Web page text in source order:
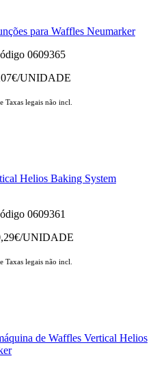
para Waffles Neumarker
0609365
€/UNIDADE
Taxas legais não incl.
Helios Baking System
0609361
€/UNIDADE
Taxas legais não incl.
de Waffles Vertical Helios